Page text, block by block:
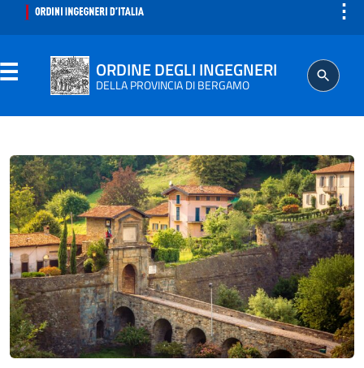
⋮
ORDINE DEGLI INGEGNERI
DELLA PROVINCIA DI BERGAMO
ISCRITTO
PROFESSIONE
AGGIORNAMENTO PROFESSIONALE